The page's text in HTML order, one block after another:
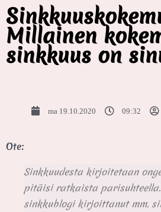
Millainen
sinkkuus on
ma 19.10.2020 09:32
Ote:
Sinkkuudesta kirjoitetaan
pitäisi ratkaista
sinkkublogi kirjoittanut mm.